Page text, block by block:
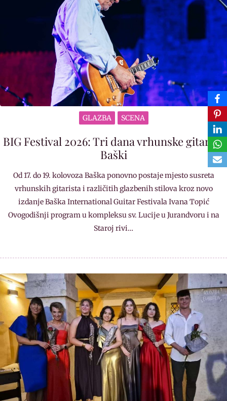
GLAZBA SCENA
BIG Festival 2026: Tri dana vrhunske gitare u
Baški
Od 17. do 19. kolovoza Baška ponovno postaje mjesto susreta
vrhunskih gitarista i različitih glazbenih stilova kroz novo
izdanje Baška International Guitar Festivala Ivana Topić
Ovogodišnji program u kompleksu sv. Lucije u Jurandvoru i na
Staroj rivi…